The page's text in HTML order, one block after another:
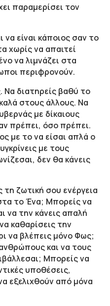
παραμερίσει τον
να είναι κάποιος σαν το
χωρίς να απαιτεί
να λιμνάζει στα
περιφρονούν.
Να διατηρείς βαθύ το
στους άλλους. Να
με δίκαιους
πρέπει, όσο πρέπει.
με το να είσαι απλά ο
με τους
δεν θα κάνεις
ζωτική σου ενέργεια
το Ένα; Μπορείς να
να την κάνεις απαλή
καθαρίσεις την
να βλέπεις μόνο Φως;
και να τους
Μπορείς να
υποθέσεις,
εξελιχθούν από μόνα